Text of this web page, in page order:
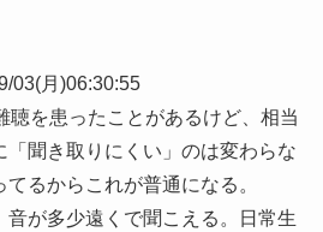
03(月)06:30:55
聴を患ったことがあるけど、相当
「聞き取りにくい」のは変わらな
るからこれが普通になる。
音が多少遠くで聞こえる。日常生